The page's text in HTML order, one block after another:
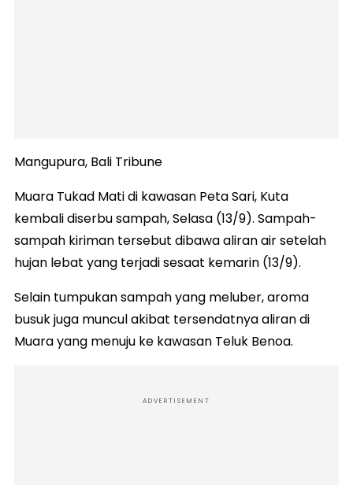
Mangupura, Bali Tribune
Muara Tukad Mati di kawasan Peta Sari, Kuta
kembali diserbu sampah, Selasa (13/9). Sampah-
sampah kiriman tersebut dibawa aliran air setelah
hujan lebat yang terjadi sesaat kemarin (13/9).
Selain tumpukan sampah yang meluber, aroma
busuk juga muncul akibat tersendatnya aliran di
Muara yang menuju ke kawasan Teluk Benoa.
ADVERTISEMENT